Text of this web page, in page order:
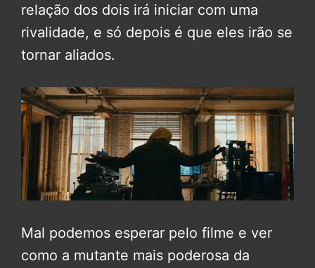
relação dos dois irá iniciar com uma
rivalidade, e só depois é que eles irão se
tornar aliados.
Mal podemos esperar pelo filme e ver
como a mutante mais poderosa da